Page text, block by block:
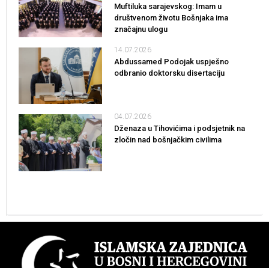
Muftiluka sarajevskog: Imam u
društvenom životu Bošnjaka ima
značajnu ulogu
14.07.2026
Abdussamed Podojak uspješno
odbranio doktorsku disertaciju
04.07.2026
Dženaza u Tihovićima i podsjetnik na
zločin nad bošnjačkim civilima